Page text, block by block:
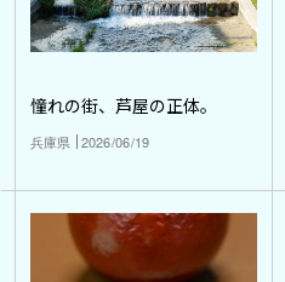
憧れの街、芦屋の正体。
兵庫県 2026/06/19